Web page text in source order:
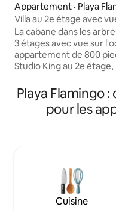
Appartement · Playa
go
Villa au 2e étage avec
jacuzzi
La cabane dans les
3 étages avec vue sur
appartement de 800
Studio King au 2e
Pacifique et les plages,
cuisine équipée, lit King
travail de bureau,
disponibles que vous
Consultez nos autres
les mêmes équipements.
https://
Playa Flamingo
pour les
Cuisine